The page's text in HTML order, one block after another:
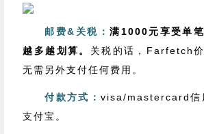
邮费&关税：满1000元享受单
越多越划算。 关税的话，Farfetch
无需另外支付任何费用。
付款方式：visa/mastercard信
支付宝。